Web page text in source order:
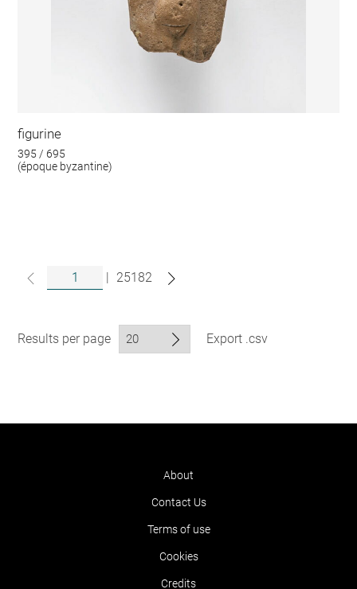
figurine
395 / 695
(époque byzantine)
| 25182
Results per page Export .csv
About
Contact Us
Terms of use
Cookies
Credits